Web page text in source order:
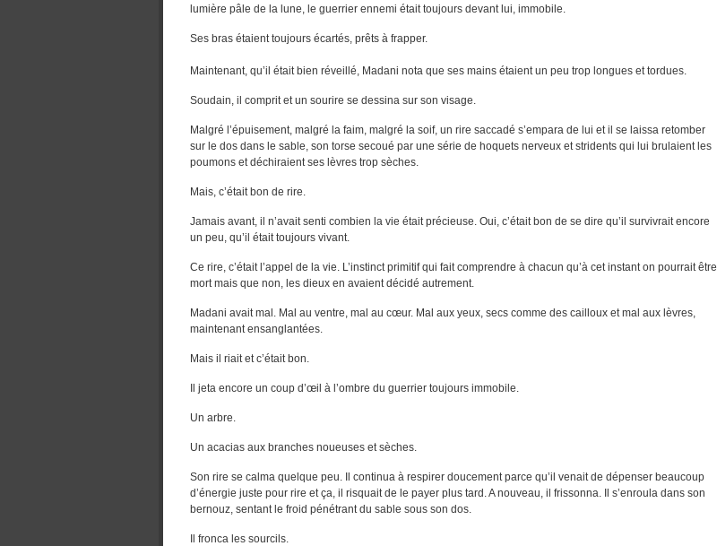
lumière pâle de la lune, le guerrier ennemi était toujours devant lui, immobile.
Ses bras étaient toujours écartés, prêts à frapper.
Maintenant, qu’il était bien réveillé, Madani nota que ses mains étaient un peu trop longues et tordues.
Soudain, il comprit et un sourire se dessina sur son visage.
Malgré l’épuisement, malgré la faim, malgré la soif, un rire saccadé s’empara de lui et il se laissa retomber
sur le dos dans le sable, son torse secoué par une série de hoquets nerveux et stridents qui lui brulaient les
poumons et déchiraient ses lèvres trop sèches.
Mais, c’était bon de rire.
Jamais avant, il n’avait senti combien la vie était précieuse. Oui, c’était bon de se dire qu’il survivrait encore
un peu, qu’il était toujours vivant.
Ce rire, c’était l’appel de la vie. L’instinct primitif qui fait comprendre à chacun qu’à cet instant on pourrait être
mort mais que non, les dieux en avaient décidé autrement.
Madani avait mal. Mal au ventre, mal au cœur. Mal aux yeux, secs comme des cailloux et mal aux lèvres,
maintenant ensanglantées.
Mais il riait et c’était bon.
Il jeta encore un coup d’œil à l’ombre du guerrier toujours immobile.
Un arbre.
Un acacias aux branches noueuses et sèches.
Son rire se calma quelque peu. Il continua à respirer doucement parce qu’il venait de dépenser beaucoup
d’énergie juste pour rire et ça, il risquait de le payer plus tard. A nouveau, il frissonna. Il s’enroula dans son
bernouz, sentant le froid pénétrant du sable sous son dos.
Il fronca les sourcils.